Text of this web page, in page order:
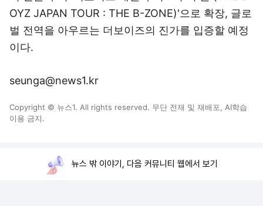
OYZ JAPAN TOUR : THE B-ZONE)'으로 확장, 글로
벌 전역을 아우르는 더보이즈의 진가를 입증할 예정
이다.
seunga@news1.kr
Copyright © 뉴스1. All rights reserved. 무단 전재 및 재배포, AI학습
이용 금지.
뉴스 밖 이야기, 다음 커뮤니티 웹에서 보기